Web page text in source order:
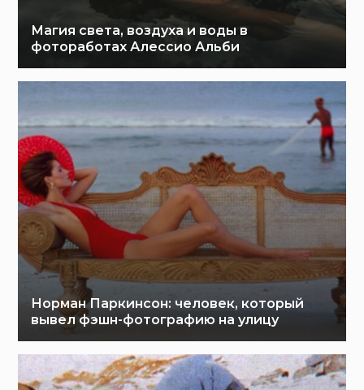
Магия света, воздуха и воды в
фотоработах Алессио Альби
Норман Паркинсон: человек, который
вывел фэшн-фотографию на улицу